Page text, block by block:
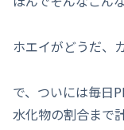
ホエイがどうだ、
で、ついには毎日
水化物の割合まで